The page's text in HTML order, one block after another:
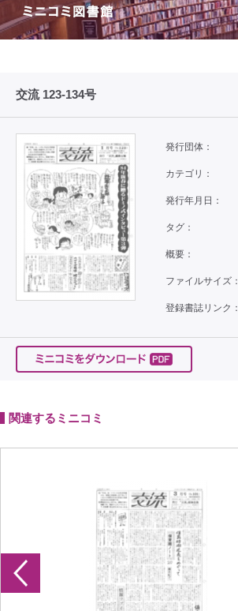
交流 123-134号
発行団体：
カテゴリ：
発行年月日：
タグ：
概要：
ファイルサイズ：
登録書誌リンク：
関連するミニコミ